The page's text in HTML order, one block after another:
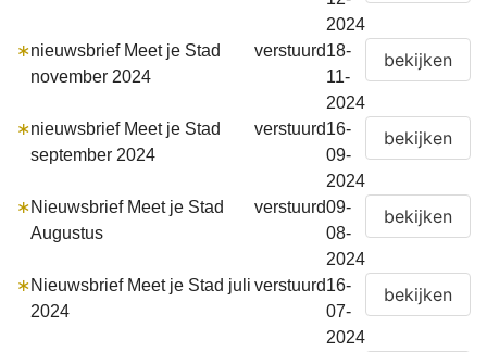
2024
∗nieuwsbrief Meet je Stad
november 2024
verstuurd18-
11-
2024
∗nieuwsbrief Meet je Stad
september 2024
verstuurd16-
09-
2024
∗Nieuwsbrief Meet je Stad
Augustus
verstuurd09-
08-
2024
∗Nieuwsbrief Meet je Stad juli
2024
verstuurd16-
07-
2024